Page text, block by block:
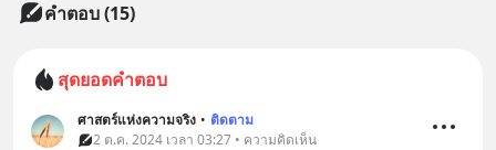
คำตอบ (15)
สุดยอดคำตอบ
ศาสตร์แห่งความจริง • ติดตาม
2 ต.ค. 2024 เวลา 03:27 • ความคิดเห็น